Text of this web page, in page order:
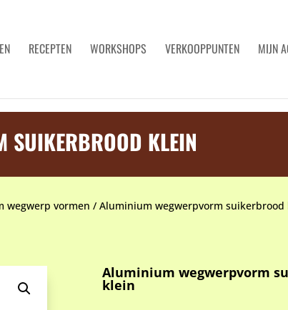
RECEPTEN WORKSHOPS VERKOOPPUNTEN MIJN
SUIKERBROOD KLEIN
wegwerp vormen / Aluminium wegwerpvorm suikerbrood
Aluminium wegwerpvorm
klein